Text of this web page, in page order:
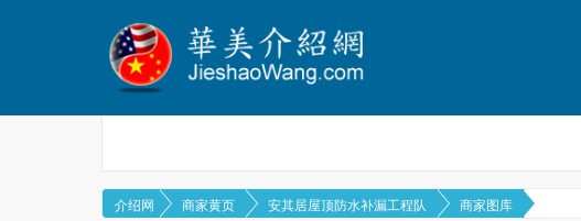
介绍网 商家黄页 安其居屋顶防水补漏工程队 商家图库